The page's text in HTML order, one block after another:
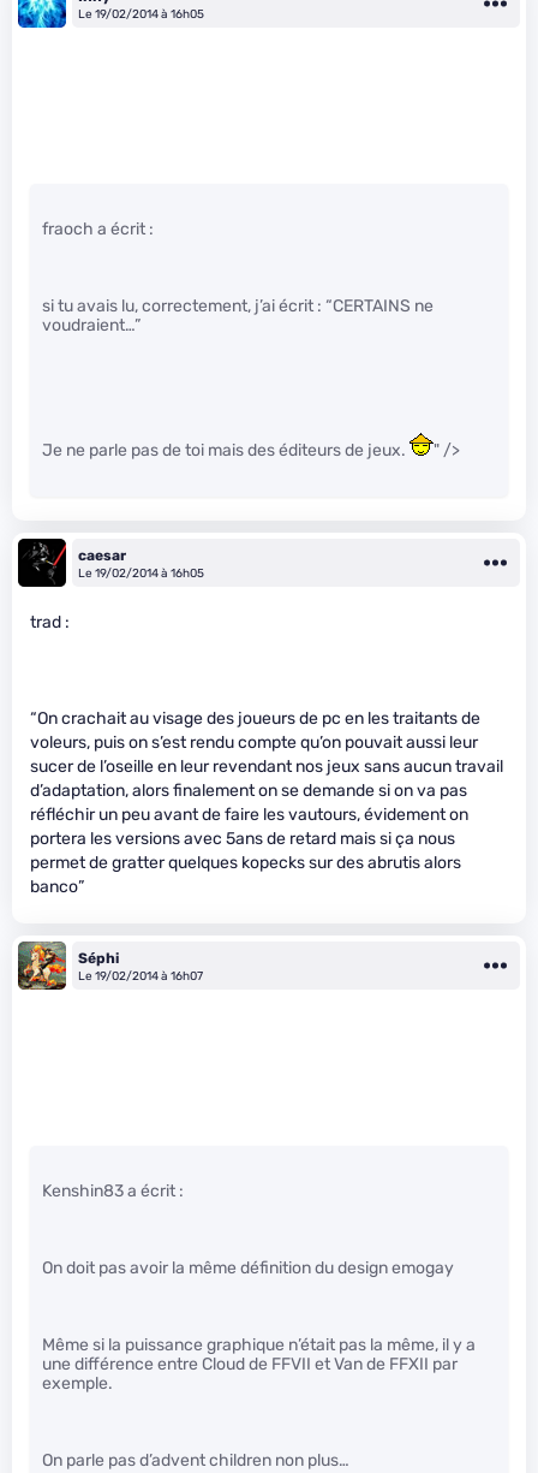
Le 19/02/2014 à 16h05
fraoch a écrit :
si tu avais lu, correctement, j’ai écrit : “CERTAINS ne
voudraient…”
Je ne parle pas de toi mais des éditeurs de jeux. " />
caesar
Le 19/02/2014 à 16h05
trad :
“On crachait au visage des joueurs de pc en les traitants de
voleurs, puis on s’est rendu compte qu’on pouvait aussi leur
sucer de l’oseille en leur revendant nos jeux sans aucun travail
d’adaptation, alors finalement on se demande si on va pas
réfléchir un peu avant de faire les vautours, évidement on
portera les versions avec 5ans de retard mais si ça nous
permet de gratter quelques kopecks sur des abrutis alors
banco”
Séphi
Le 19/02/2014 à 16h07
Kenshin83 a écrit :
On doit pas avoir la même définition du design emogay
Même si la puissance graphique n’était pas la même, il y a
une différence entre Cloud de FFVII et Van de FFXII par
exemple.
On parle pas d’advent children non plus…